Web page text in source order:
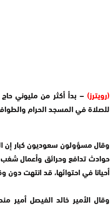
(رويترز)– بدأ أكثر من مليوني
للصلاة في المسجد الحرام
وقال مسؤولون سعوديون كبار
حوادث تدافع وحرائق وأعمال
أحيانا في احتوائها، قد انتهت
وقال الأمير خالد الفيصل أمير